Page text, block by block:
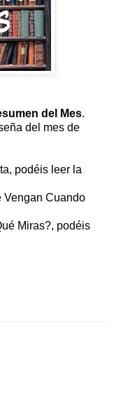
del Mes.
del mes de
podéis leer la
Vengan Cuando
Miras?, podéis